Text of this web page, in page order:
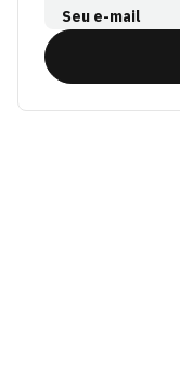
Seu e-mail